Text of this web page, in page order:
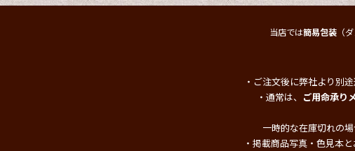
当店では簡易包装（
・ご注文後に弊社より別
・通常は、 ご用命承り
一時的な在庫切れの
・掲載商品写真・色見本